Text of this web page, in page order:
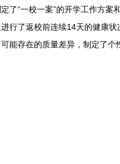
了“一校一案”的开学工作方案
行了返校前连续14天的健康状
能存在的质量差异，制定了个